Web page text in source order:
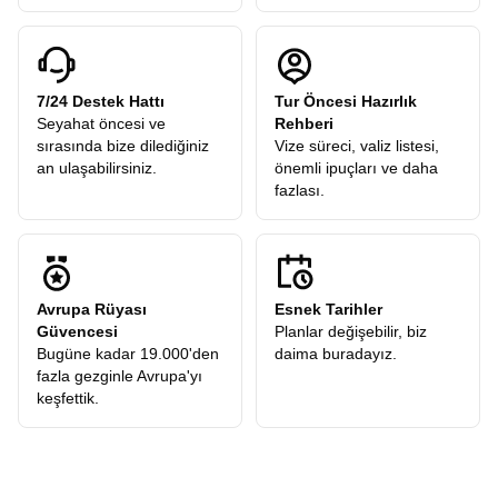
7/24 Destek Hattı
Seyahat öncesi ve
sırasında bize dilediğiniz
an ulaşabilirsiniz.
Tur Öncesi Hazırlık
Rehberi
Vize süreci, valiz listesi,
önemli ipuçları ve daha
fazlası.
Avrupa Rüyası
Güvencesi
Bugüne kadar 19.000'den
fazla gezginle Avrupa'yı
keşfettik.
Esnek Tarihler
Planlar değişebilir, biz
daima buradayız.